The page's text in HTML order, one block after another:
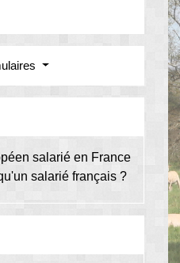
salarié en France
salarié français ?